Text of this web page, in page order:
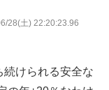
28(土) 22:20:23.96
けられる安全な